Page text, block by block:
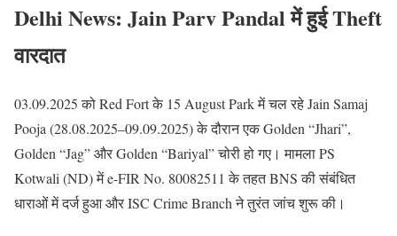
Delhi News: Jain Parv Pandal में हुई Theft
वारदात
03.09.2025 को Red Fort के 15 August Park में चल रहे Jain Samaj
Pooja (28.08.2025–09.09.2025) के दौरान एक Golden “Jhari”,
Golden “Jag” और Golden “Bariyal” चोरी हो गए। मामला PS
Kotwali (ND) में e-FIR No. 80082511 के तहत BNS की संबंधित
धाराओं में दर्ज हुआ और ISC Crime Branch ने तुरंत जांच शुरू की।